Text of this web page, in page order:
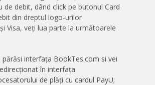
de debit, dând click pe butonul Card
din dreptul logo-urilor
Visa, veți lua parte la următoarele
părăsi interfața BookTes.com si vei
în interfața
de plăți cu cardul PayU;